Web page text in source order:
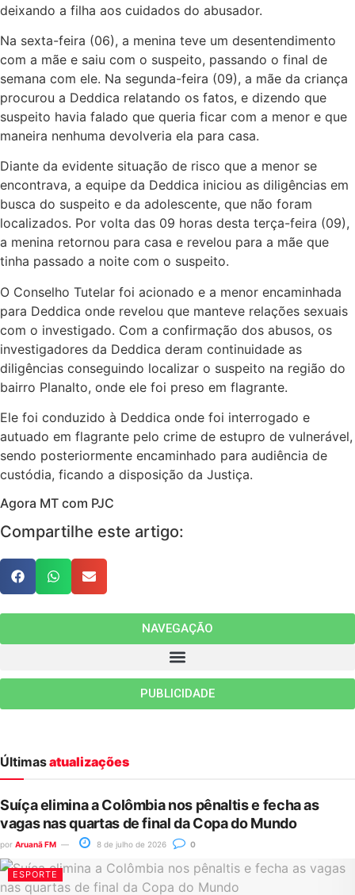
deixando a filha aos cuidados do abusador.
Na sexta-feira (06), a menina teve um desentendimento
com a mãe e saiu com o suspeito, passando o final de
semana com ele. Na segunda-feira (09), a mãe da criança
procurou a Deddica relatando os fatos, e dizendo que
suspeito havia falado que queria ficar com a menor e que
maneira nenhuma devolveria ela para casa.
Diante da evidente situação de risco que a menor se
encontrava, a equipe da Deddica iniciou as diligências em
busca do suspeito e da adolescente, que não foram
localizados. Por volta das 09 horas desta terça-feira (09),
a menina retornou para casa e revelou para a mãe que
tinha passado a noite com o suspeito.
O Conselho Tutelar foi acionado e a menor encaminhada
para Deddica onde revelou que manteve relações sexuais
com o investigado. Com a confirmação dos abusos, os
investigadores da Deddica deram continuidade as
diligências conseguindo localizar o suspeito na região do
bairro Planalto, onde ele foi preso em flagrante.
Ele foi conduzido à Deddica onde foi interrogado e
autuado em flagrante pelo crime de estupro de vulnerável,
sendo posteriormente encaminhado para audiência de
custódia, ficando a disposição da Justiça.
Agora MT com PJC
Compartilhe este artigo:
NAVEGAÇÃO
PUBLICIDADE
Últimasatualizações
Suíça elimina a Colômbia nos pênaltis e fecha as
vagas nas quartas de final da Copa do Mundo
por Aruanã FM 8 de julho de 2026 0
ESPORTE